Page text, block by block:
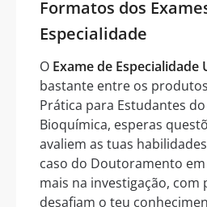
Formatos dos
Especialidade
O Exame de
bastante entre os
Prática para Estudantes
Bioquímica, esperas
avaliem as tuas
caso do Doutoramento
mais na investigação, com
desafiam o teu